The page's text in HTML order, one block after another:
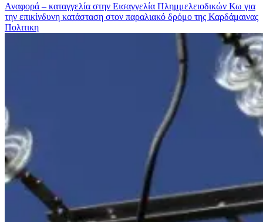
Αναφορά – καταγγελία στην Εισαγγελία Πλημμελειοδικών Κω για
την επικίνδυνη κατάσταση στον παραλιακό δρόμο της Καρδάμαινας
Πολιτικη